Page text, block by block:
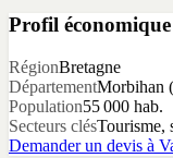
Profil
RégionBretagne
DépartementMorbihan (
Population55 000 hab.
Secteurs clésTourisme,
Demander un devis à